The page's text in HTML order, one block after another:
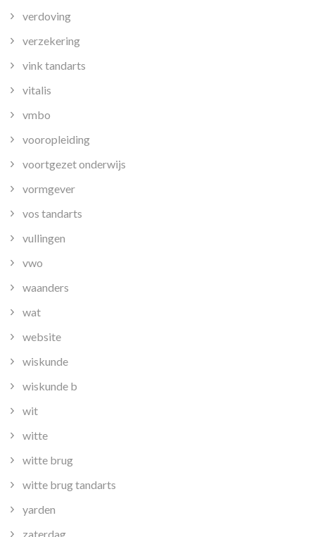
verdoving
verzekering
vink tandarts
vitalis
vmbo
vooropleiding
voortgezet onderwijs
vormgever
vos tandarts
vullingen
vwo
waanders
wat
website
wiskunde
wiskunde b
wit
witte
witte brug
witte brug tandarts
yarden
zaterdag